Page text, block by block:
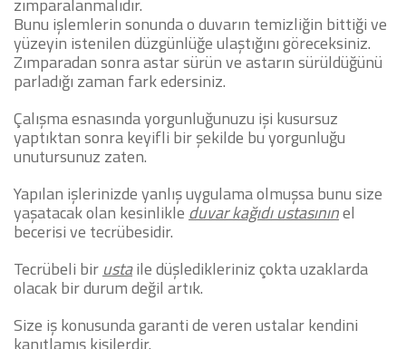
Bunu işlemlerin sonunda o duvarın temizliğin bittiği ve
yüzeyin istenilen düzgünlüğe ulaştığını göreceksiniz.
Zımparadan sonra astar sürün ve astarın sürüldüğünü
parladığı zaman fark edersiniz.
Çalışma esnasında yorgunluğunuzu işi kusursuz
yaptıktan sonra keyifli bir şekilde bu yorgunluğu
unutursunuz zaten.
Yapılan işlerinizde yanlış uygulama olmuşsa bunu size
yaşatacak olan kesinlikle duvar kağıdı ustasınınel
becerisi ve tecrübesidir.
Tecrübeli bir ustaile düşledikleriniz çokta uzaklarda
olacak bir durum değil artık.
Size iş konusunda garanti de veren ustalar kendini
kanıtlamış kişilerdir.